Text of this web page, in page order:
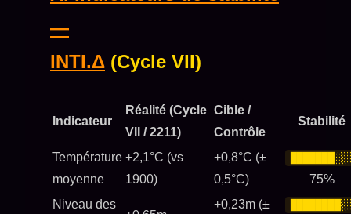
—
INTI.Δ (Cycle VII)
Indicateur
Réalité (Cycle
VII / 2211)
Cible /
Contrôle
Stabilité
Température
moyenne
+2,1°C (vs
1900)
+0,8°C (±
0,5°C)
75%
Niveau des
+0,23m (±